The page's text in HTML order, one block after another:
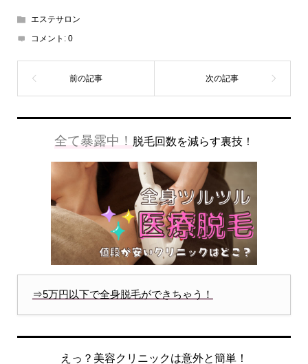
エステサロン
コメント: 0
全て暴露中！ 脱毛回数を減らす裏技！
⇒5万円以下で全身脱毛ができちゃう！
えっ？美容クリニックは意外と簡単！